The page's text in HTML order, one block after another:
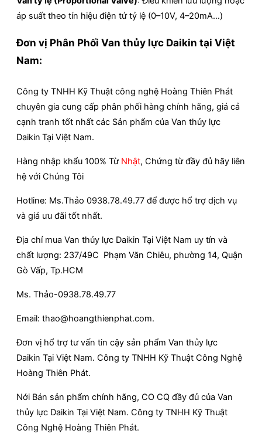
áp suất theo tín hiệu điện tử tỷ lệ (0–10V, 4–20mA…)
Đơn vị Phân Phối Van thủy lực Daikin tại Việt
Nam:
Công ty TNHH Kỹ Thuật công nghệ Hoàng Thiên Phát
chuyên gia cung cấp phân phối hàng chính hãng, giá cả
cạnh tranh tốt nhất các Sản phẩm của Van thủy lực
Daikin Tại Việt Nam.
Hàng nhập khẩu 100% Từ Nhật, Chứng từ đầy đủ hãy liên
hệ với Chúng Tôi
Hotline: Ms.Thảo 0938.78.49.77 để được hổ trợ dịch vụ
và giá ưu đãi tốt nhất.
Địa chỉ mua Van thủy lực Daikin Tại Việt Nam uy tín và
chất lượng: 237/49C Phạm Văn Chiêu, phường 14, Quận
Gò Vấp, Tp.HCM
Ms. Thảo-0938.78.49.77
Email: thao@hoangthienphat.com.
Đơn vị hổ trợ tư vấn tin cậy sản phẩm Van thủy lực
Daikin Tại Việt Nam. Công ty TNHH Kỹ Thuật Công Nghệ
Hoàng Thiên Phát.
Nới Bán sản phẩm chính hãng, CO CQ đầy đủ của Van
thủy lực Daikin Tại Việt Nam. Công ty TNHH Kỹ Thuật
Công Nghệ Hoàng Thiên Phát.